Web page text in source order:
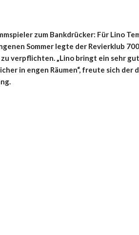
zum Bankdrücker: Für Lino
Sommer legte der Revierklub
verpflichten. „Lino bringt ein sehr
in engen Räumen“, freute sich der